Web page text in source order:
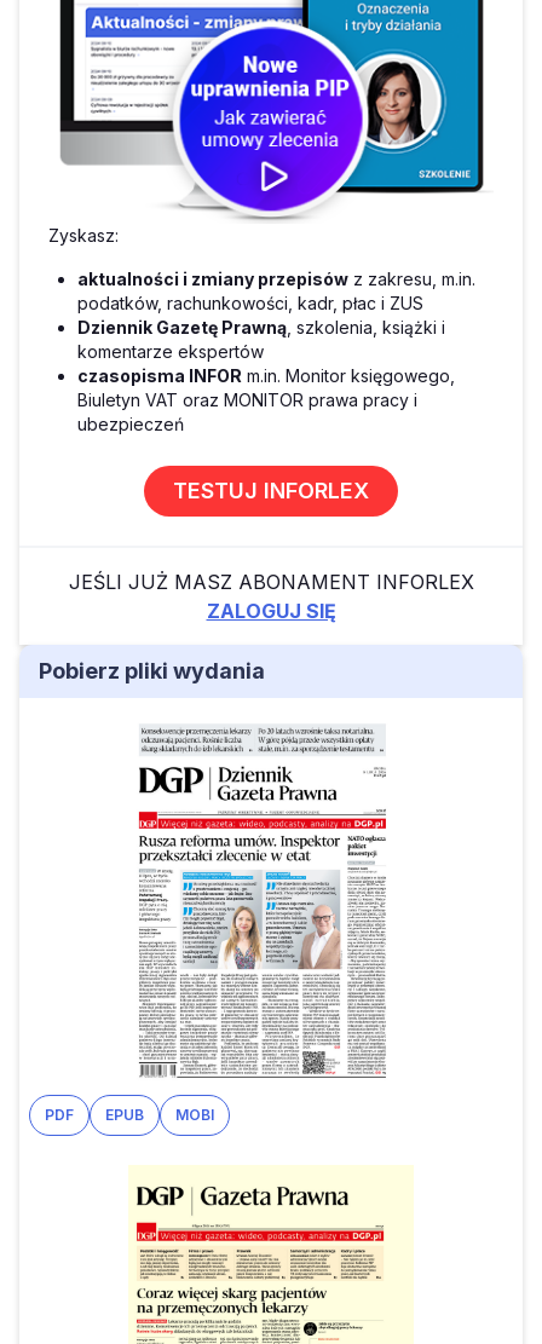
Zyskasz:
aktualności i zmiany przepisów z zakresu, m.in.
podatków, rachunkowości, kadr, płac i ZUS
Dziennik Gazetę Prawną , szkolenia, książki i
komentarze ekspertów
czasopisma INFOR m.in. Monitor księgowego,
Biuletyn VAT oraz MONITOR prawa pracy i
ubezpieczeń
TESTUJ INFORLEX
JEŚLI JUŻ MASZ ABONAMENT INFORLEX
ZALOGUJ SIĘ
Pobierz pliki wydania
PDF EPUB MOBI